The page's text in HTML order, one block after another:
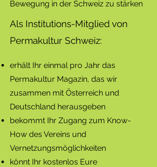
Bewegung in der Schweiz zu stärken
Als Institutions-Mitglied von
Permakultur Schweiz:
erhält Ihr einmal pro Jahr das
Permakultur Magazin, das wir
zusammen mit Österreich und
Deutschland herausgeben
bekommt Ihr Zugang zum Know-
How des Vereins und
Vernetzungsmöglichkeiten
könnt Ihr kostenlos Eure